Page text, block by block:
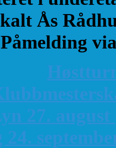
kalt Ås
Påmelding
27. august